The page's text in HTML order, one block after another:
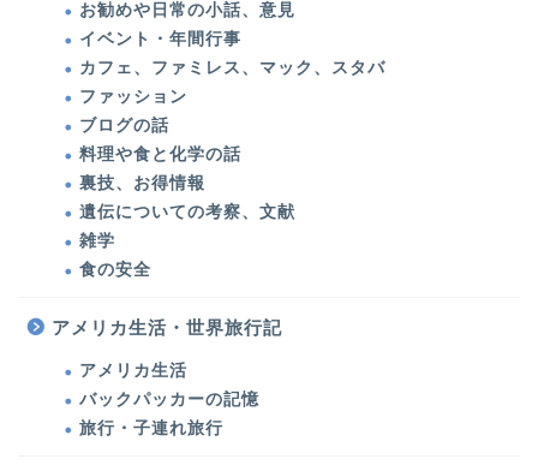
お勧めや日常の小話、意見
イベント・年間行事
カフェ、ファミレス、マック、スタバ
ファッション
ブログの話
料理や食と化学の話
裏技、お得情報
遺伝についての考察、文献
雑学
食の安全
アメリカ生活・世界旅行記
アメリカ生活
バックパッカーの記憶
旅行・子連れ旅行